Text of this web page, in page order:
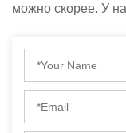
можно скорее. У